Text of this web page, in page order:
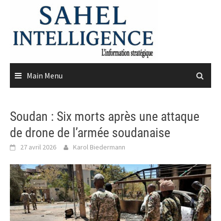
content
Main Menu
Soudan : Six morts après une attaque
de drone de l’armée soudanaise
27 avril 2026 Karol Biedermann